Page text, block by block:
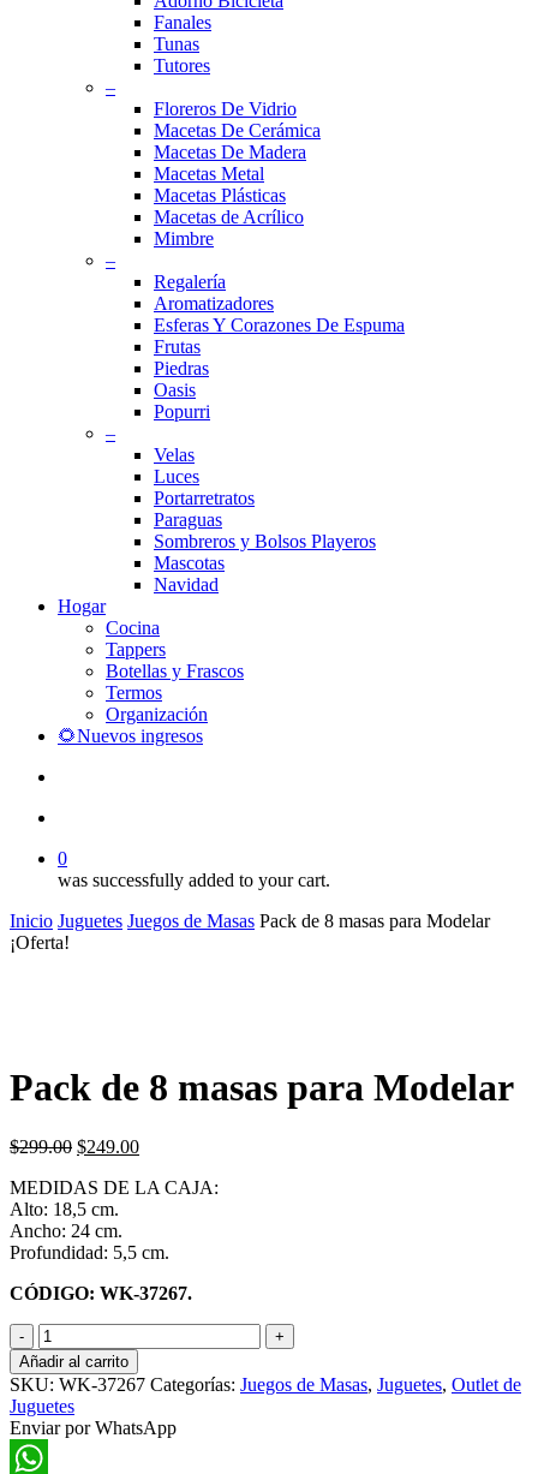
Fanales
Tunas
Tutores
–
Floreros De Vidrio
Macetas De Cerámica
Macetas De Madera
Macetas Metal
Macetas Plásticas
Macetas de Acrílico
Mimbre
–
Regalería
Aromatizadores
Esferas Y Corazones De Espuma
Frutas
Piedras
Oasis
Popurri
–
Velas
Luces
Portarretratos
Paraguas
Sombreros y Bolsos Playeros
Mascotas
Navidad
Hogar
Cocina
Tappers
Botellas y Frascos
Termos
Organización
🌻Nuevos ingresos
0
was successfully added to your cart.
Inicio Juguetes Juegos de Masas Pack de 8 masas para Modelar
¡Oferta!
Pack de 8 masas para Modelar
$299.00 El
original
era:
$299.00.
$249.00El
actual
MEDIDAS DE LA CAJA:
Alto: 18,5 cm.
Ancho: 24 cm.
Profundidad: 5,5 cm.
CÓDIGO: WK-37267.
Pack
de
8
masas
para
Modelar
cantidad
Añadir al carrito
SKU: WK-37267 Categorías: Juegos de Masas, Juguetes, Outlet de
Juguetes
Enviar por WhatsApp